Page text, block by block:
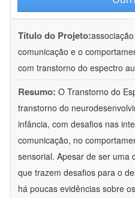
Título do Projeto:
comunicação e o
com transtorno do espectro
Resumo: O Transtorno do
transtorno do
infância, com desafios nas
comunicação, no
sensorial. Apesar de ser uma
que trazem desafios para o
há poucas evidências sobre